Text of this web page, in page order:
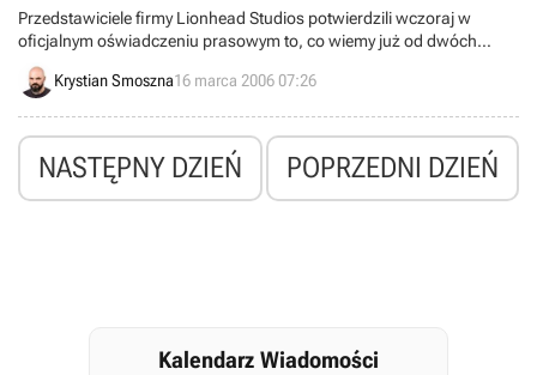
Przedstawiciele firmy Lionhead Studios potwierdzili wczoraj w
oficjalnym oświadczeniu prasowym to, co wiemy już od dwóch
tygodni – na rynek trafi rozszerzenie gry Black & White 2. Prace nad
Wojnami Bogów (Battle of the Gods), bo tak nazywa się ów dodatek,
Krystian Smoszna16 marca 2006 07:26
NASTĘPNY DZIEŃ POPRZEDNI DZIEŃ
Kalendarz Wiadomości